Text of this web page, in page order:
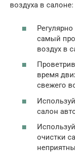
воздуха в салоне:
самый
воздух в
время
свежего
салон
очистки